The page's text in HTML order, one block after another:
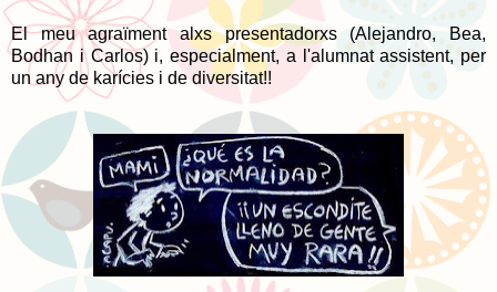
El meu agraïment alxs presentadorxs (Alejandro, Bea,
Bodhan i Carlos) i, especialment, a l'alumnat assistent, per
un any de karícies i de diversitat!!